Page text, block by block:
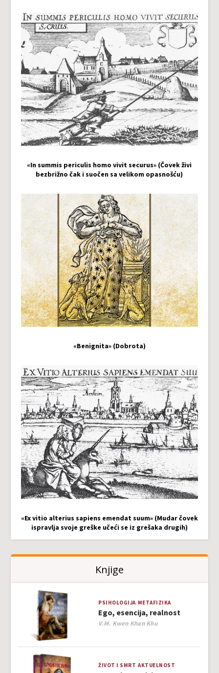
«In summis periculis homo vivit securus» (Čovek živi
bezbrižno čak i suočen sa velikom opasnošću)
«Benignita» (Dobrota)
«Ex vitio alterius sapiens emendat suum» (Mudar čovek
ispravlja svoje greške učeći se iz grešaka drugih)
Knjige
PSIHOLOGIJA METAFIZIKA
Ego, esencija, realnost
Author
V.M. Kwen Khan Khu
ŽIVOT I SMRT AKTUELNOST